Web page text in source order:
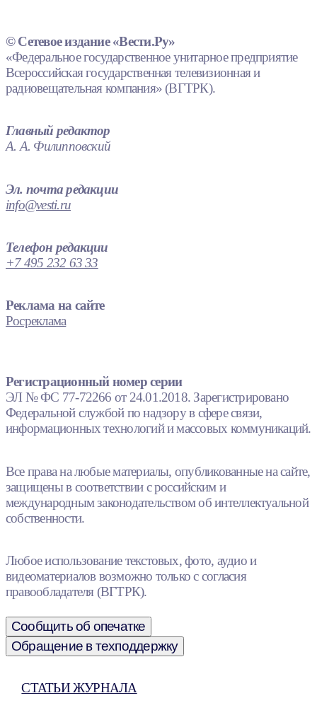
© Сетевое издание «Вести.Ру»
«Федеральное государственное унитарное предприятие
Всероссийская государственная телевизионная и
радиовещательная компания» (ВГТРК).
Главный редактор
А. А. Филипповский
Эл. почта редакции
info@vesti.ru
Телефон редакции
+7 495 232 63 33
Реклама на сайте
Росреклама
Регистрационный номер серии
ЭЛ № ФС 77-72266 от 24.01.2018. Зарегистрировано
Федеральной службой по надзору в сфере связи,
информационных технологий и массовых коммуникаций.
Все права на любые материалы, опубликованные на сайте,
защищены в соответствии с российским и
международным законодательством об интеллектуальной
собственности.
Любое использование текстовых, фото, аудио и
видеоматериалов возможно только с согласия
правообладателя (ВГТРК).
Сообщить об опечатке
Обращение в техподдержку
СТАТЬИ ЖУРНАЛА